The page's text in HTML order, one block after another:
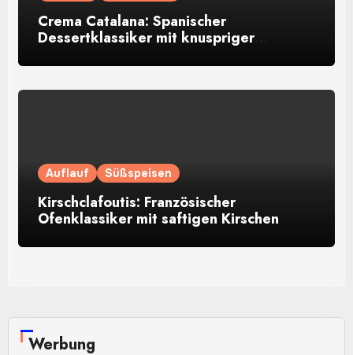
Crema Catalana: Spanischer
Dessertklassiker mit knuspriger
Auflauf Süßspeisen
Kirschclafoutis: Französischer
Ofenklassiker mit saftigen Kirschen
Werbung